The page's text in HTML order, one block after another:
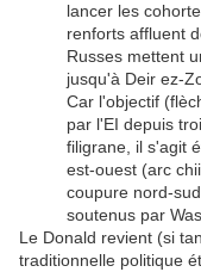
lancer les
renforts affluent
Russes mettent
jusqu'à Deir ez-
Car l'objectif
par l'EI depuis
filigrane, il s'agit
est-ouest (arc
coupure nord-
soutenus par
Le Donald revient (si
traditionnelle politique